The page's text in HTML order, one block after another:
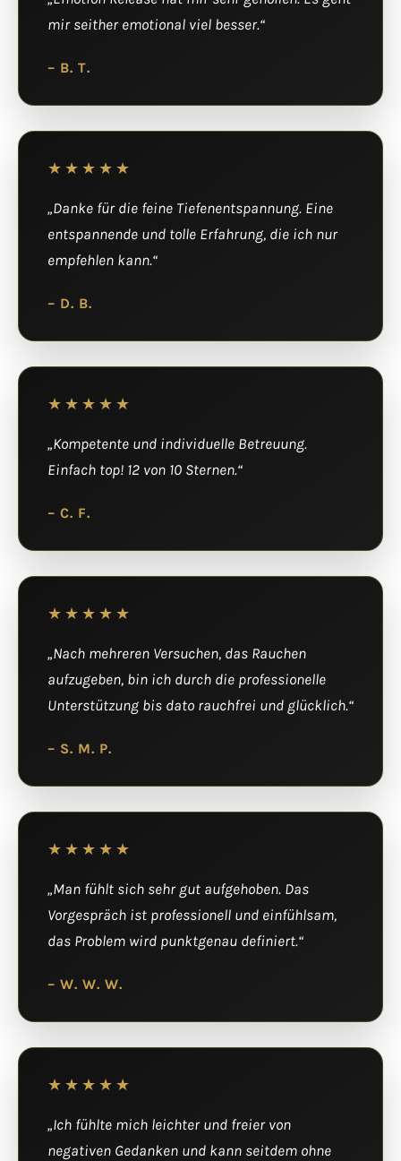
mir seither emotional viel besser.“
– B. T.
★★★★★
„Danke für die feine Tiefenentspannung. Eine
entspannende und tolle Erfahrung, die ich nur
empfehlen kann.“
– D. B.
★★★★★
„Kompetente und individuelle Betreuung.
Einfach top! 12 von 10 Sternen.“
– C. F.
★★★★★
„Nach mehreren Versuchen, das Rauchen
aufzugeben, bin ich durch die professionelle
Unterstützung bis dato rauchfrei und glücklich.“
– S. M. P.
★★★★★
„Man fühlt sich sehr gut aufgehoben. Das
Vorgespräch ist professionell und einfühlsam,
das Problem wird punktgenau definiert.“
– W. W. W.
★★★★★
„Ich fühlte mich leichter und freier von
negativen Gedanken und kann seitdem ohne